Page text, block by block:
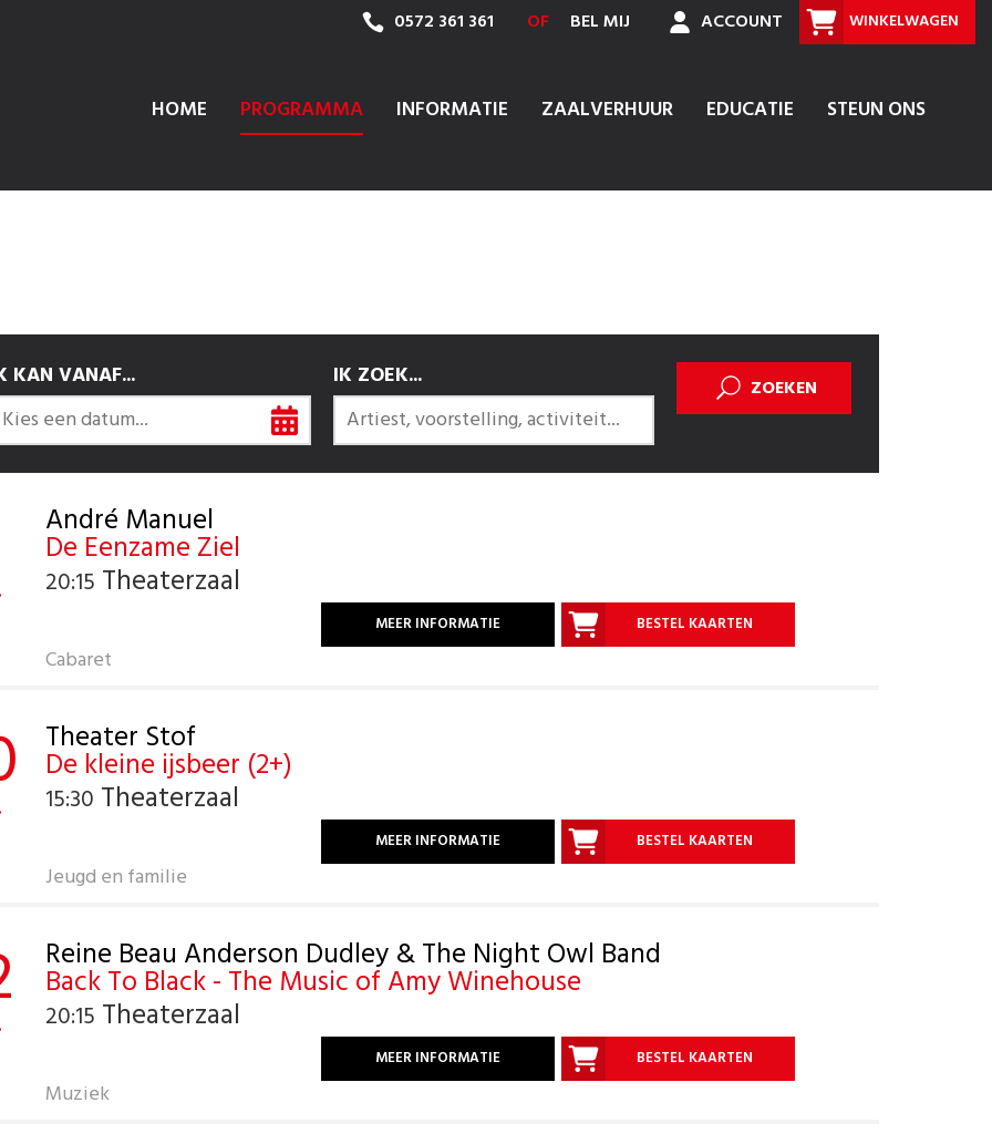
0572 361 361 OF BEL MIJ ACCOUNT WINKELWAGEN
HOME PROGRAMMA INFORMATIE ZAALVERHUUR EDUCATIE STEUN ONS
KAN VANAF... IK ZOEK... ZOEKEN
André Manuel
De Eenzame Ziel
20:15 Theaterzaal
Cabaret
MEER INFORMATIE BESTEL KAARTEN
Theater Stof
De kleine ijsbeer (2+)
15:30 Theaterzaal
Jeugd en familie
MEER INFORMATIE BESTEL KAARTEN
Reine Beau Anderson Dudley & The Night Owl Band
Back To Black - The Music of Amy Winehouse
20:15 Theaterzaal
Muziek
MEER INFORMATIE BESTEL KAARTEN